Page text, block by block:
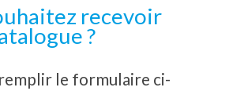
recevoir
?
le formulaire ci-